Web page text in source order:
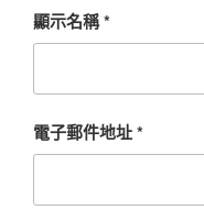
顯示名稱*
電子郵件地址*